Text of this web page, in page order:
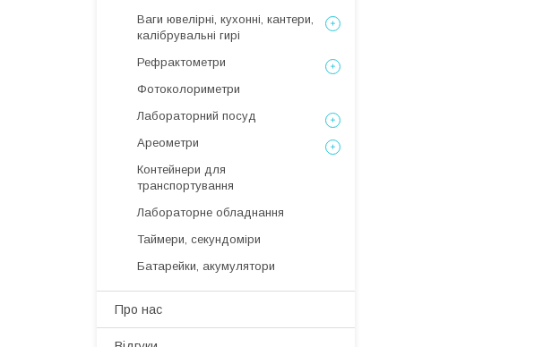
Ваги ювелірні, кухонні, кантери,
калібрувальні гирі
Рефрактометри
Фотоколориметри
Лабораторний посуд
Ареометри
Контейнери для
транспортування
Лабораторне обладнання
Таймери, секундоміри
Батарейки, акумулятори
Про нас